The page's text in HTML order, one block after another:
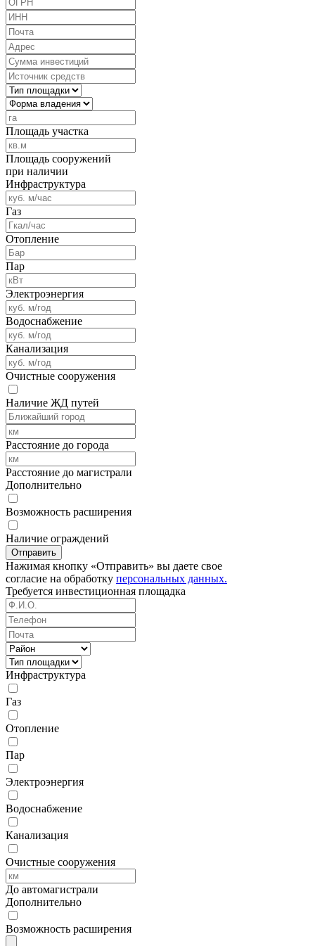
Площадь участка
Площадь сооружений
при наличии
Инфраструктура
Газ
Отопление
Пар
Электроэнергия
Водоснабжение
Канализация
Очистные сооружения
Наличие ЖД путей
Расстояние до города
Расстояние до магистрали
Дополнительно
Возможность расширения
Наличие ограждений
Отправить
Нажимая кнопку «Отправить» вы даете свое
согласие на обработку персональных данных.
Требуется инвестиционная площадка
Инфраструктура
Газ
Отопление
Пар
Электроэнергия
Водоснабжение
Канализация
Очистные сооружения
До автомагистрали
Дополнительно
Возможность расширения